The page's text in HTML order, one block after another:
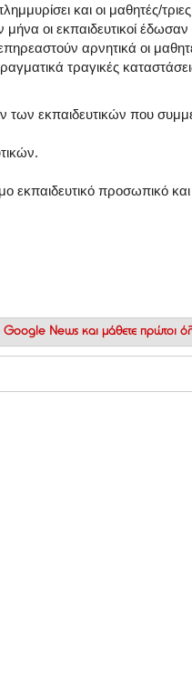
και οι μαθητές/
οι εκπαιδευτικοί
αρνητικά οι
τραγικές
των εκπαιδευτικών που
προσωπικό και
Google News και μάθετε πρώτοι